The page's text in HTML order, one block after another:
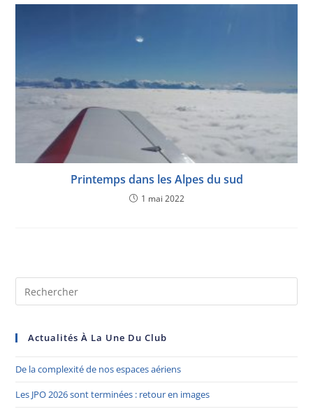
Printemps dans les Alpes du sud
1 mai 2022
Actualités À La Une Du Club
De la complexité de nos espaces aériens
Les JPO 2026 sont terminées : retour en images